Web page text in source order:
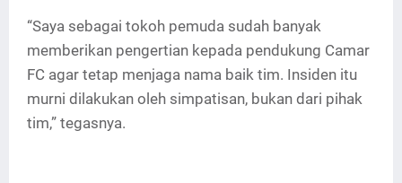
“Saya sebagai tokoh pemuda sudah banyak
memberikan pengertian kepada pendukung Camar
FC agar tetap menjaga nama baik tim. Insiden itu
murni dilakukan oleh simpatisan, bukan dari pihak
tim,” tegasnya.